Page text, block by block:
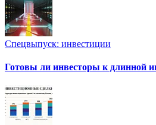
Спецвыпуск: инвестиции
Готовы ли инвесторы к длинной